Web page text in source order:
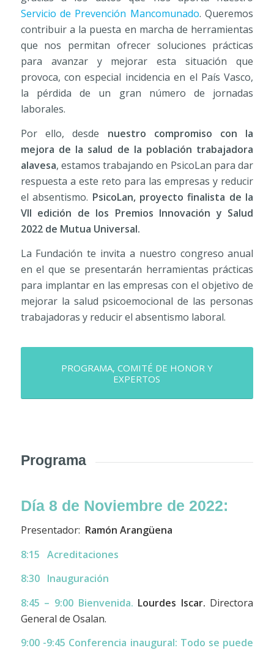
Servicio de Prevención Mancomunado. Queremos
contribuir a la puesta en marcha de herramientas
que nos permitan ofrecer soluciones prácticas
para avanzar y mejorar esta situación que
provoca, con especial incidencia en el País Vasco,
la pérdida de un gran número de jornadas
laborales.
Por ello, desde nuestro compromiso con la
mejora de la salud de la población trabajadora
alavesa, estamos trabajando en PsicoLan para dar
respuesta a este reto para las empresas y reducir
el absentismo. PsicoLan, proyecto finalista de la
VII edición de los Premios Innovación y Salud
2022 de Mutua Universal.
La Fundación te invita a nuestro congreso anual
en el que se presentarán herramientas prácticas
para implantar en las empresas con el objetivo de
mejorar la salud psicoemocional de las personas
trabajadoras y reducir el absentismo laboral.
PROGRAMA, COMITÉ DE HONOR Y
EXPERTOS
Programa
Día 8 de Noviembre de 2022:
Presentador: Ramón Arangüena
8:15 Acreditaciones
8:30 Inauguración
8:45 – 9:00 Bienvenida. Lourdes Iscar. Directora
General de Osalan.
9:00 -9:45 Conferencia inaugural: Todo se puede